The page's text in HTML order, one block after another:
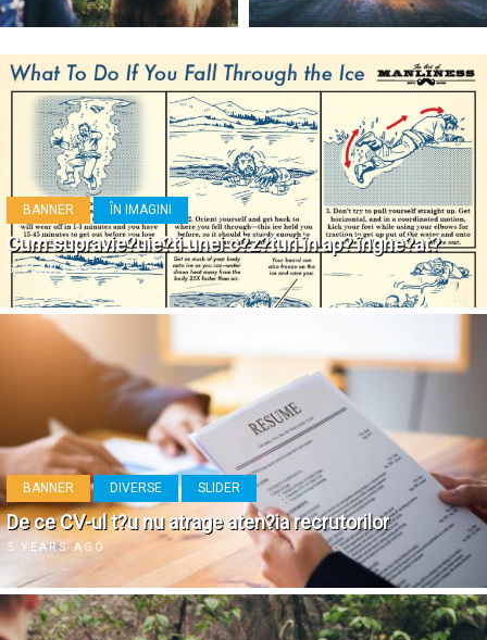
BANNER ÎN IMAGINI
Cum supravie?uie?ti unei c?z?turi în ap? înghe?at?
5 YEARS AGO
BANNER DIVERSE SLIDER
De ce CV-ul t?u nu atrage aten?ia recrutorilor
5 YEARS AGO